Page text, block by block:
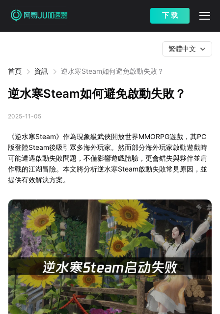
下 载
首頁 資訊 逆水寒Steam如何避免啟動失敗？
繁體中文
逆水寒Steam如何避免啟動失敗？
2025-11-05
《逆水寒Steam》作為現象級武俠開放世界MMORPG遊戲，其PC
版登陸Steam後吸引眾多海外玩家。然而部分海外玩家啟動遊戲時
可能遭遇啟動失敗問題，不僅影響遊戲體驗，更會錯失與夥伴並肩
作戰的江湖冒險。本文將分析逆水寒Steam啟動失敗常見原因，並
提供有效解決方案。